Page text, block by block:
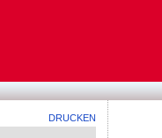
DRUCKEN